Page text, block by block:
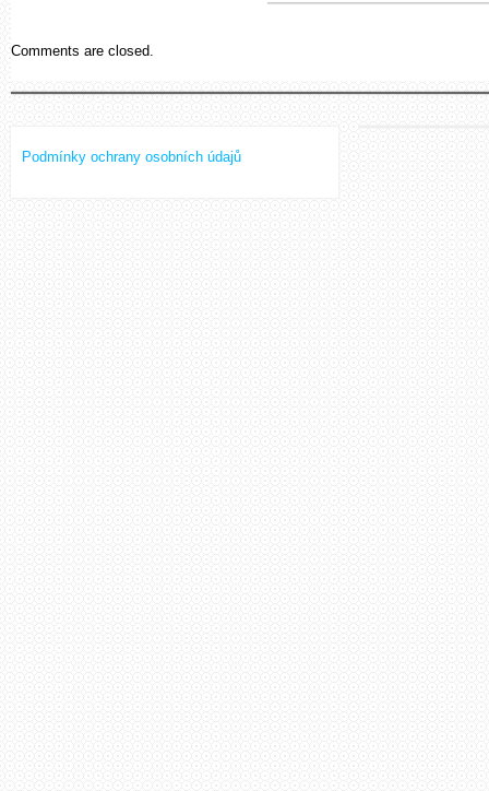
Comments are closed.
Podmínky ochrany osobních údajů